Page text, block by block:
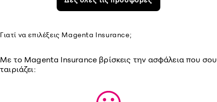
Γιατί να επιλέξεις Magenta Insurance;
Με το Magenta Insurance βρίσκεις την ασφάλεια που σου
ταιριάζει: